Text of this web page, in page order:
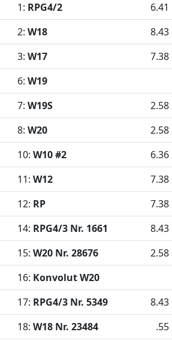
1: RPG4/2 6.41
2: W18 8.43
3: W17 7.38
6: W19
7: W19S 2.58
8: W20 2.58
10: W10 #2 6.36
11: W12 7.38
12: RP 7.38
14: RPG4/3 Nr. 1661 8.43
15: W20 Nr. 28676 2.58
16: Konvolut W20
17: RPG4/3 Nr. 5349 8.43
18: W18 Nr. 23484 .55